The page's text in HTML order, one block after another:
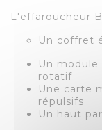
L'effaroucheur
Un coffret
Un
rotatif
Une carte
répulsifs
Un haut